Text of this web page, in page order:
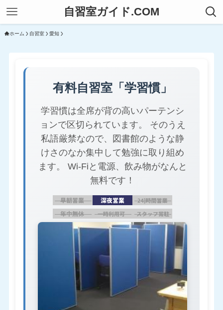
自習室ガイド.COM
ホーム 自習室 愛知
有料自習室「学習慣」
学習慣は全席が背の高いパーテンシ
ョンで区切られています。 そのうえ
私語厳禁なので、図書館のような静
けさのなか集中して勉強に取り組め
ます。 Wi-Fiと電源、飲み物がなんと
無料です！